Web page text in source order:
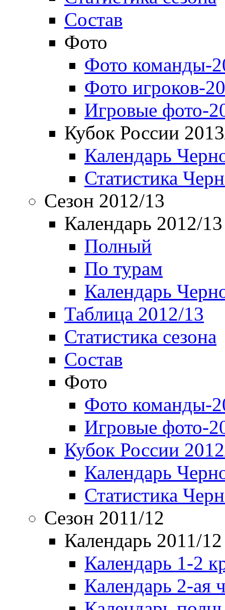
Состав
Фото
Фото команды-
Фото игроков-
Игровые фото-
Кубок России
Календарь
Статистика
Сезон 2012/13
Календарь 2012/13
Полный
По турам
Календарь
Таблица 2012/13
Статистика сезона
Состав
Фото
Фото команды-
Игровые фото-
Кубок России
Календарь
Статистика
Сезон 2011/12
Календарь 2011/12
Календарь 1-2
Календарь 2-ая